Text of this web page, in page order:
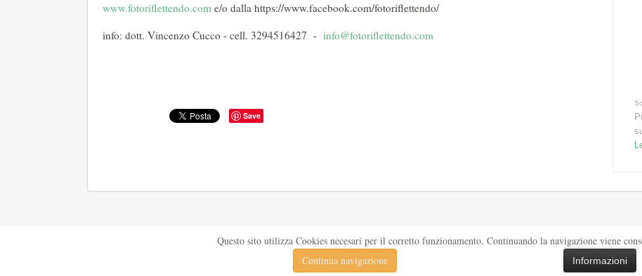
www.fotoriflettendo.com e/o dalla https://www.facebook.com/fotoriflettendo/
info: dott. Vincenzo Cucco - cell. 3294516427 - info@fotoriflettendo.com
Save
Questo sito utilizza Cookies necesari per il corretto funzionamento. Continuando la navigazione viene
Continua navigazione
Informazioni